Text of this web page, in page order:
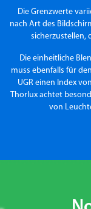
Die Grenzwerte
nach Art des
sicherzustellen,
Die einheitliche
muss ebenfalls für
UGR einen Index
Thorlux achtet
von